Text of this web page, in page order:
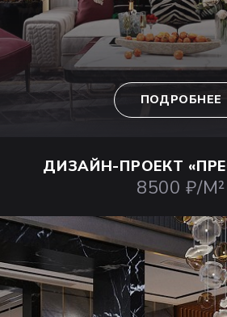
ПОДРОБНЕЕ
ДИЗАЙН-ПРОЕКТ
8500 ₽/М²